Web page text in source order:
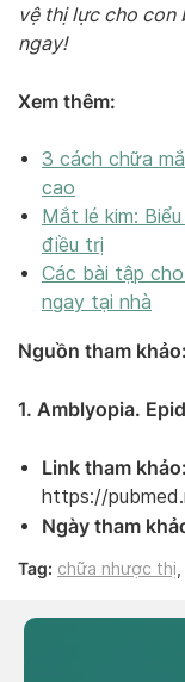
vệ thị lực cho con
ngay!
Xem thêm:
3 cách chữa
cao
Mắt lé kim:
điều trị
Các bài tập
ngay tại nhà
Nguồn tham khảo:
1. Amblyopia.
Link tham khảo:
https://
Ngày tham
Tag: chữa nhược thị